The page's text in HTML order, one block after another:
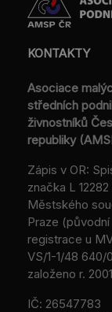
KONTAKTY
Asociace
středních
živnostníků
republiky
Zápis v OR:
značka L
Městského
Praze (původní
registrace u
VS/1-1/48 640/
založeno r.
IČ: 26547783